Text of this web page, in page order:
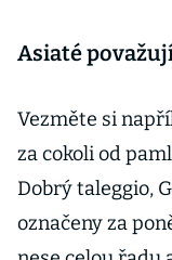
Asiaté
Vezměte si
za cokoli od
Dobrý taleggio,
označeny za